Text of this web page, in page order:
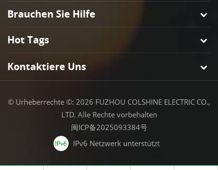
Brauchen Sie Hilfe
Hot Tags
Kontaktiere Uns
© Urheberrechte ©: 2026 FUZHOU COLSHINE ELECTRIC CO.,
LTD. Alle Rechte vorbehalten
闽ICP备2025093384号
IPv6 Netzwerk unterstützt